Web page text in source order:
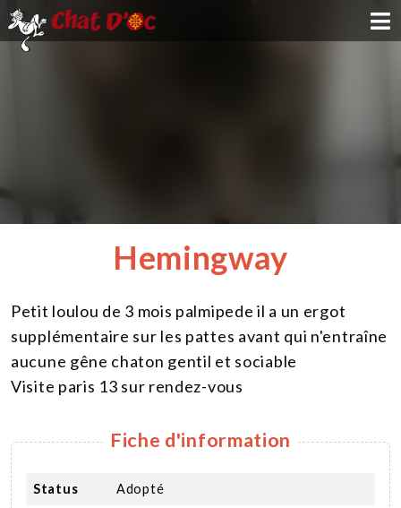
NOUS SOUTENIR
CONTACT
Hemingway
Petit loulou de 3 mois palmipede il a un ergot
supplémentaire sur les pattes avant qui n'entraîne
aucune gêne chaton gentil et sociable
Visite paris 13 sur rendez-vous
Fiche d'information
Status Adopté